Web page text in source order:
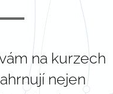
na kurzech
nejen